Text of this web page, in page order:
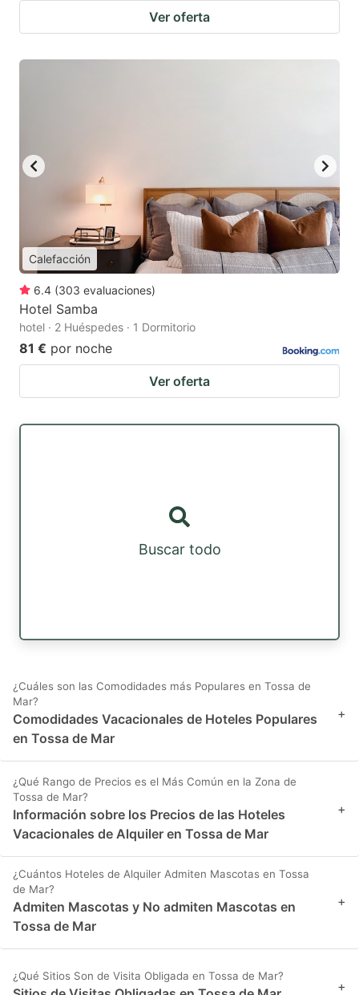
Ver oferta
Calefacción
6.4 (303 evaluaciones)
Hotel Samba
hotel · 2 Huéspedes · 1 Dormitorio
81 € por noche
Ver oferta
Buscar todo
¿Cuáles son las Comodidades más Populares en Tossa de
Mar?
Comodidades Vacacionales de Hoteles Populares
en Tossa de Mar
+
¿Qué Rango de Precios es el Más Común en la Zona de
Tossa de Mar?
Información sobre los Precios de las Hoteles
Vacacionales de Alquiler en Tossa de Mar
+
¿Cuántos Hoteles de Alquiler Admiten Mascotas en Tossa
de Mar?
Admiten Mascotas y No admiten Mascotas en
Tossa de Mar
+
¿Qué Sitios Son de Visita Obligada en Tossa de Mar?
+